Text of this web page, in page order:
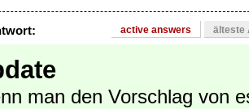
active answers älteste
man den Vorschlag von